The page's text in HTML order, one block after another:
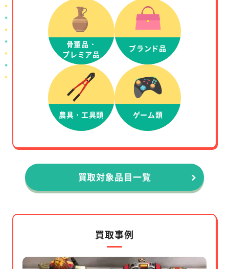
骨董品・
プレミア品
ブランド品
農具・工具類 ゲーム類
買取対象品目一覧
買取事例